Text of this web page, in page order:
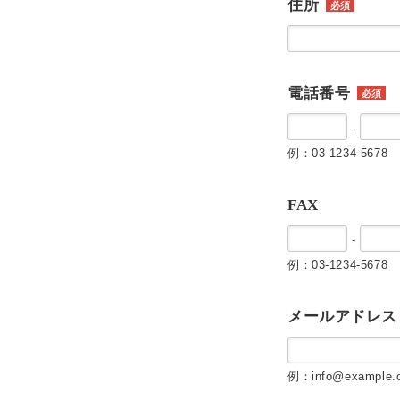
住所 必須
電話番号 必須
-
例：03-1234-5678
FAX
-
例：03-1234-5678
メールアドレス
例：